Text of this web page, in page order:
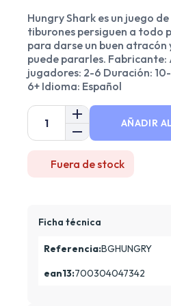
Hungry Shark es un juego
tiburones persiguen a todo
para darse un buen atracón
puede pararles. Fabricante:
jugadores: 2-6 Duración:
6+ Idioma: Español
AÑADIR
Fuera de stock
Ficha técnica
Referencia:BGHUNGRY
ean13:700304047342